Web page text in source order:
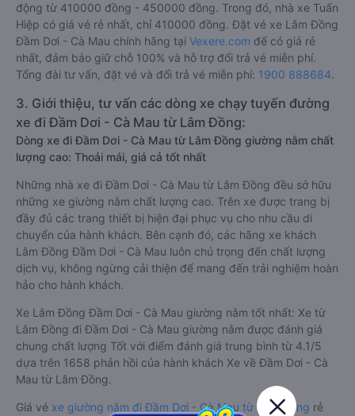
động từ 410000 đồng - 450000 đồng. Trong đó, nhà xe Tuấn
Hiệp có giá vé rẻ nhất, chỉ 410000 đồng. Đặt vé xe Lâm Đồng
Đầm Dơi - Cà Mau chính hãng tại Vexere.com để có giá rẻ
nhất, đảm bảo giữ chỗ 100% và hỗ trợ đổi trả vé miễn phí.
Tổng đài tư vấn, đặt vé và đổi trả vé miễn phí: 1900 888684.
3. Giới thiệu, tư vấn các dòng xe chạy tuyến đường
xe đi Đầm Dơi - Cà Mau từ Lâm Đồng:
Dòng xe đi Đầm Dơi - Cà Mau từ Lâm Đồng giường nằm chất
lượng cao: Thoải mái, giá cả tốt nhất
Những nhà xe đi Đầm Dơi - Cà Mau từ Lâm Đồng đều sở hữu
những xe giường nằm chất lượng cao. Trên xe được trang bị
đầy đủ các trang thiết bị hiện đại phục vụ cho nhu cầu di
chuyển của hành khách. Bên cạnh đó, các hãng xe khách
Lâm Đồng Đầm Dơi - Cà Mau luôn chú trọng đến chất lượng
dịch vụ, không ngừng cải thiện để mang đến trải nghiệm hoàn
hảo cho hành khách.
Xe Lâm Đồng Đầm Dơi - Cà Mau giường nằm tốt nhất: Xe từ
Lâm Đồng đi Đầm Dơi - Cà Mau giường nằm được đánh giá
chung chất lượng Tốt với điểm đánh giá trung bình từ 4.1/5
dựa trên 1658 phản hồi của hành khách Xe về Đầm Dơi - Cà
Mau từ Lâm Đồng.
Giá vé xe giường nằm đi Đầm Dơi - Cà Mau từ Lâm Đồng rẻ